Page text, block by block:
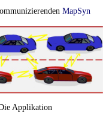
MapSyn
Applikation